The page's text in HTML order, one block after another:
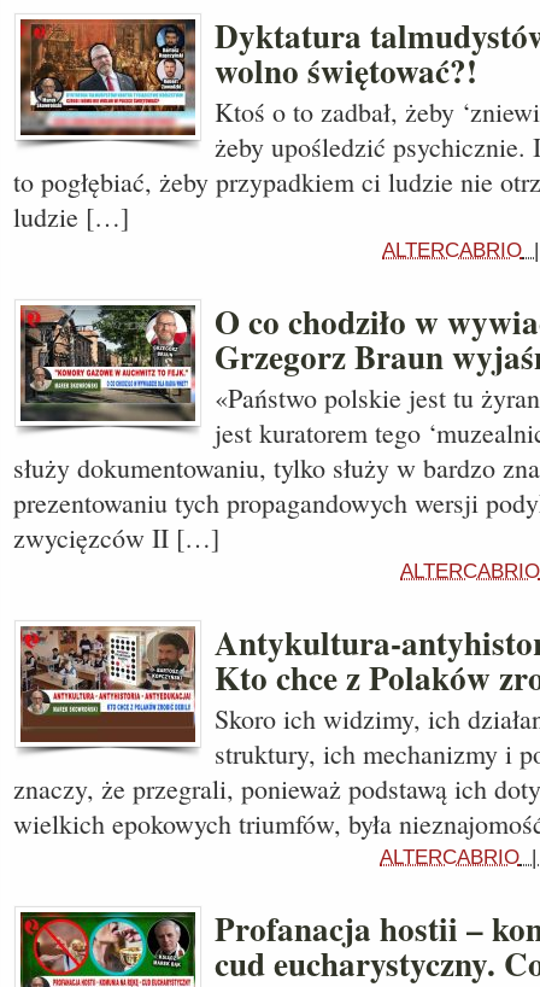
Dyktatura
wolno świętować?!
Ktoś o to zadbał, żeby
żeby upośledzić psychicznie.
to pogłębiać, żeby przypadkiem ci ludzie nie
ludzie […]
ALTERCABRIO
O co chodziło w
Grzegorz Braun
«Państwo polskie jest tu
jest kuratorem tego
służy dokumentowaniu, tylko służy w bardzo
prezentowaniu tych propagandowych wersji
zwycięzców II […]
ALTERCABRIO
Antykultura-
Kto chce z Polaków
Skoro ich widzimy, ich
struktury, ich mechanizmy i
znaczy, że przegrali, ponieważ podstawą ich
wielkich epokowych triumfów, była
ALTERCABRIO
Profanacja hostii –
cud eucharystyczny.